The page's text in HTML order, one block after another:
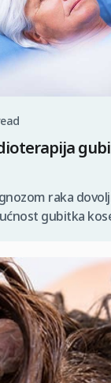
raka
gubitka
putovanju. Iako je
radioterapijom
može vam
za put
[…]